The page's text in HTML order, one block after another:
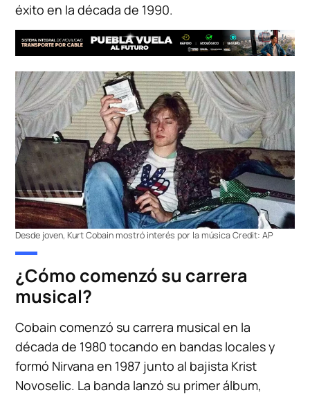
éxito en la década de 1990.
Desde joven, Kurt Cobain mostró interés por la músicaCredit: AP
¿Cómo comenzó su carrera
musical?
Cobain comenzó su carrera musical en la
década de 1980 tocando en bandas locales y
formó Nirvana en 1987 junto al bajista Krist
Novoselic. La banda lanzó su primer álbum,